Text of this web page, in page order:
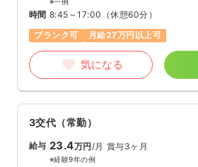
時間 8:45～17:00 （休憩60分）
ブランク可
月給27万円以上可
気になる
3交代（常勤）
給与 23.4万円 /月 賞与3ヶ月
※経験9年の例